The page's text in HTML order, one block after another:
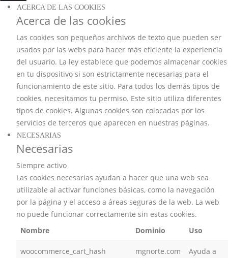
ACERCA DE LAS COOKIES
Acerca de las cookies
Las cookies son pequeños archivos de texto que pueden ser
usados por las webs para hacer más eficiente la experiencia
del usuario. La ley establece que podemos almacenar cookies
en tu dispositivo si son estrictamente necesarias para el
funcionamiento de este sitio. Para todos los demás tipos de
cookies, necesitamos tu permiso. Este sitio utiliza diferentes
tipos de cookies. Algunas cookies son colocadas por los
servicios de terceros que aparecen en nuestras páginas.
NECESARIAS
Necesarias
Siempre activo
Las cookies necesarias ayudan a hacer que una web sea
utilizable al activar funciones básicas, como la navegación
por la página y el acceso a áreas seguras de la web. La web
no puede funcionar correctamente sin estas cookies.
Nombre
Dominio Uso
woocommerce_cart_hash mgnorte.com
Ayuda a